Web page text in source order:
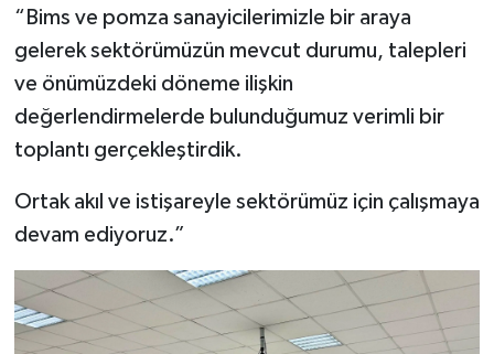
“Bims ve pomza sanayicilerimizle bir araya
gelerek sektörümüzün mevcut durumu, talepleri
ve önümüzdeki döneme ilişkin
değerlendirmelerde bulunduğumuz verimli bir
toplantı gerçekleştirdik.
Ortak akıl ve istişareyle sektörümüz için çalışmaya
devam ediyoruz.”